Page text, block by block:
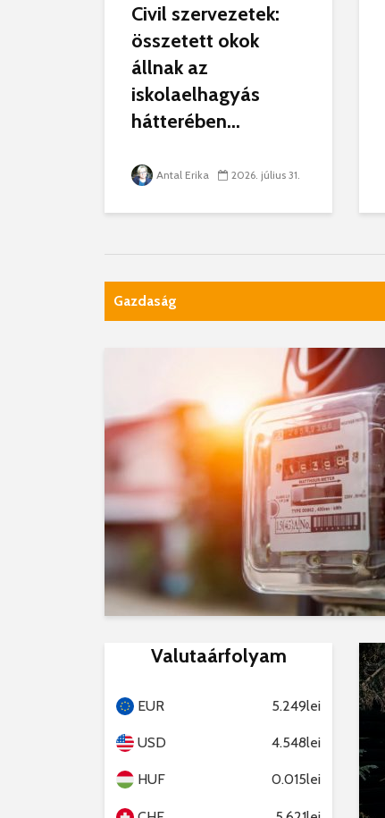
Civil szervezetek:
összetett okok
állnak az
iskolaelhagyás
hátterében...
Antal Erika 2026. július 31.
Gazdaság
Valutaárfolyam
EUR 5.249lei
USD 4.548lei
HUF 0.015lei